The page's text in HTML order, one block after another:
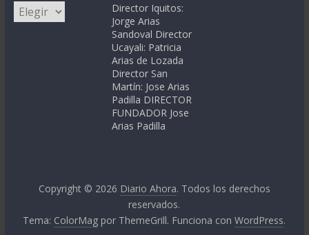
Categorías
Director Iquitos:
Jorge Arias
Sandoval Director
Ucayali: Patricia
Arias de Lozada
Director San
Martín: Jose Arias
Padilla DIRECTOR
FUNDADOR Jose
Arias Padilla
Copyright © 2026 Diario Ahora. Todos los derechos
reservados.
Tema: ColorMag por ThemeGrill. Funciona conWordPress.